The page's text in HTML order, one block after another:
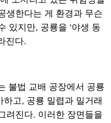
생한다는 게 환경과 무슨
있지만, 공룡을 ‘야생 동
진다.
불법 교배 공장에서 공룡
고, 공룡 밀렵과 밀거래
려진다. 이러한 장면들을